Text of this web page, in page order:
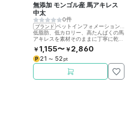
無添加 モンゴル産 馬アキレス
中太
0件
ブランド
ペットインフォメーションラック
低脂肪、低カロリー、高たんぱくの馬
アキレスを素材そのままに丁寧に乾燥
させました。噛むことで歯の健康をサ
ポート。
￥ 1,155〜 ￥ 2,860
P 21 〜 52 pt